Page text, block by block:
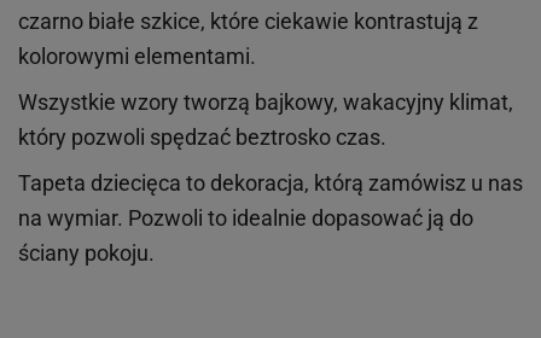
czarno białe szkice, które ciekawie kontrastują z
kolorowymi elementami.
Wszystkie wzory tworzą bajkowy, wakacyjny klimat,
który pozwoli spędzać beztrosko czas.
Tapeta dziecięca to dekoracja, którą zamówisz u nas
na wymiar. Pozwoli to idealnie dopasować ją do
ściany pokoju.